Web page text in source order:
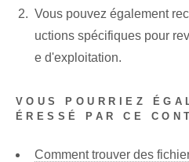
Vous pouvez également
uctions spécifiques pour
e d'exploitation.
VOUS POURRIEZ
ÉRESSÉ PAR CE
Comment trouver des